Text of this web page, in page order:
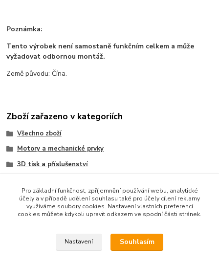
Poznámka:
Tento výrobek není samostaně funkčním celkem a může
vyžadovat odbornou montáž.
Země původu: Čína.
Zboží zařazeno v kategoriích
Všechno zboží
Motory a mechanické prvky
3D tisk a příslušenství
CNC a příslušenství
Lineární technika
Pro základní funkčnost, zpříjemnění používání webu, analytické
účely a v případě udělení souhlasu také pro účely cílení reklamy
využíváme soubory cookies. Nastavení vlastních preferencí
cookies můžete kdykoli upravit odkazem ve spodní části stránek.
Nastavení Souhlasím